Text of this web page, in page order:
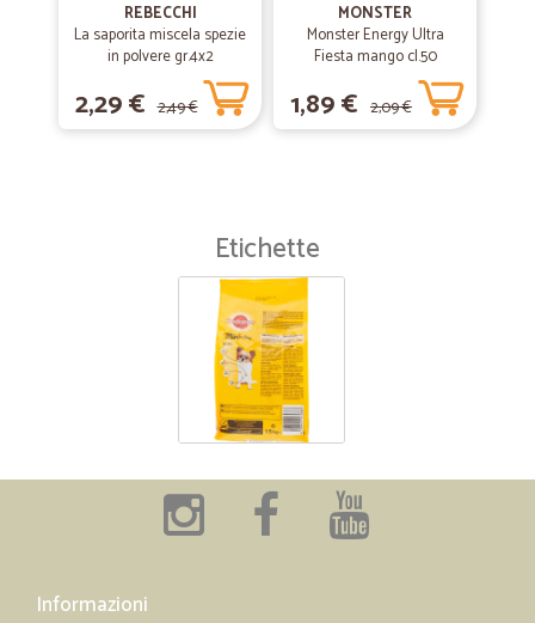
REBECCHI
La saporita miscela spezie
in polvere gr.4x2
2,29 € 2,49 €
MONSTER
Monster Energy Ultra
Fiesta mango cl.50
1,89 € 2,09 €
Etichette
Informazioni